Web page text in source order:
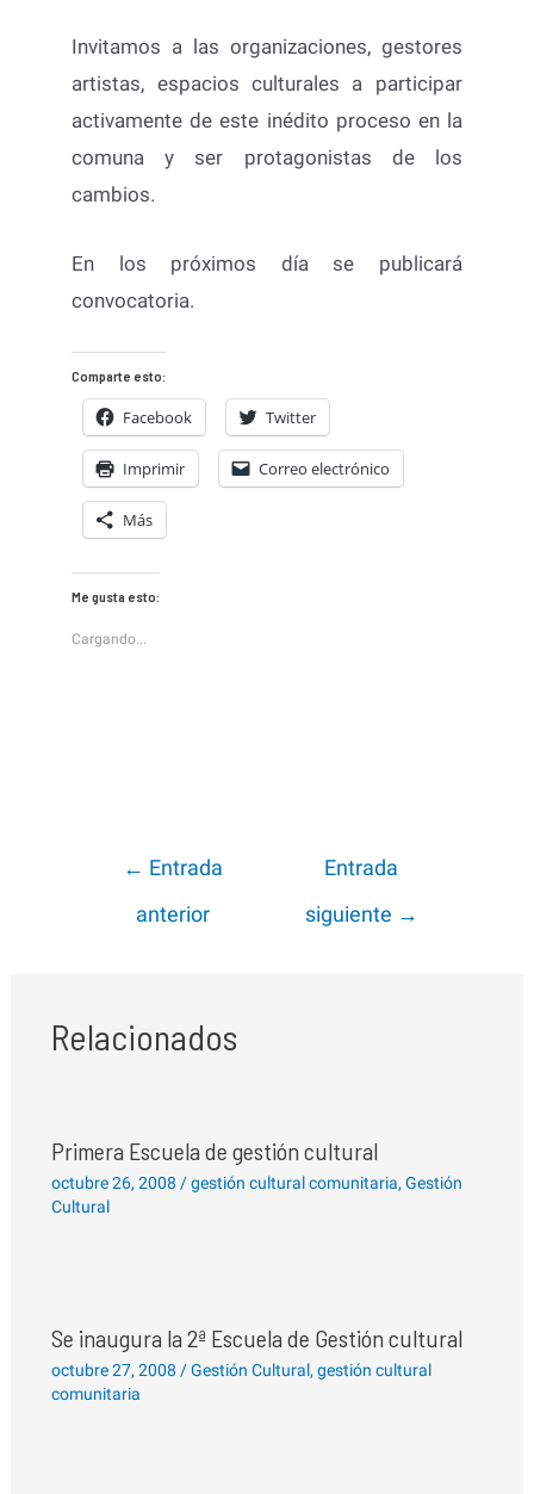
Invitamos a las organizaciones, gestores
artistas, espacios culturales a participar
activamente de este inédito proceso en la
comuna y ser protagonistas de los
cambios.
En los próximos día se publicará
convocatoria.
Comparte esto:
Facebook Twitter
Imprimir Correo electrónico
Más
Me gusta esto:
Cargando...
Navegación
← Entrada
anterior
Entrada
siguiente →
Relacionados
Primera Escuela de gestión cultural
octubre 26, 2008 /gestión cultural comunitaria,Gestión
Cultural
Se inaugura la 2ª Escuela de Gestión cultural
octubre 27, 2008 /Gestión Cultural,gestión cultural
comunitaria